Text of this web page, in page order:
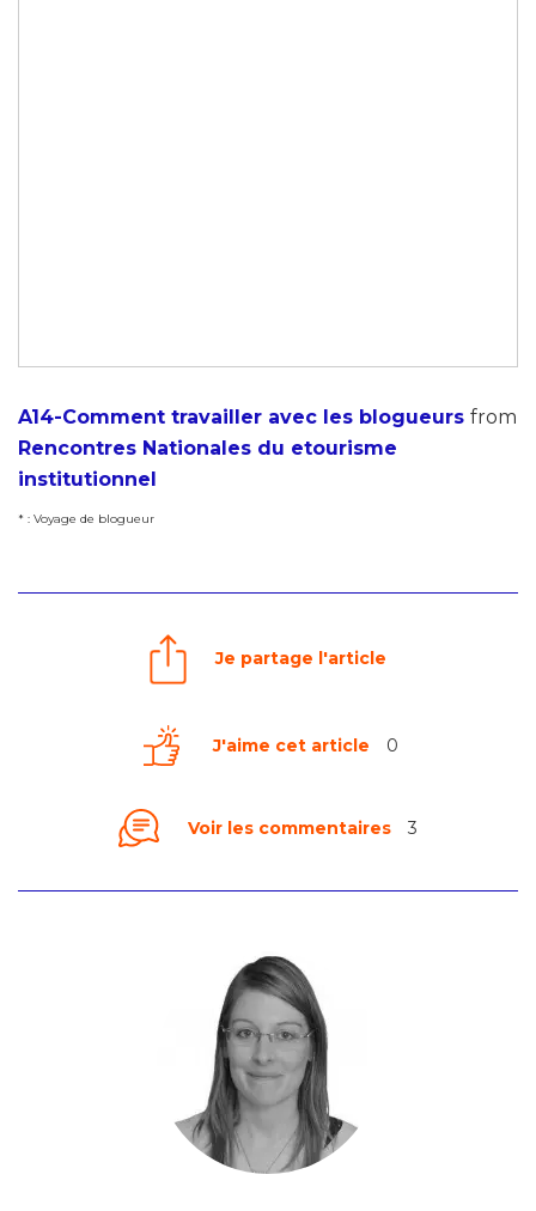
A14-Comment travailler avec les blogueurs from
Rencontres Nationales du etourisme
institutionnel
* : Voyage de blogueur
Je partage l'article
J'aime cet article 0
Voir les commentaires 3